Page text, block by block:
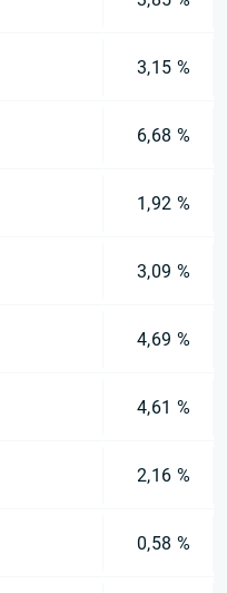
3,15 %
6,68 %
1,92 %
3,09 %
4,69 %
4,61 %
2,16 %
0,58 %